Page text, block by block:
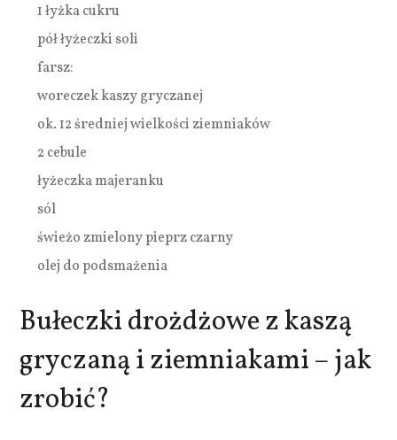
1 łyżka cukru
pół łyżeczki soli
farsz:
woreczek kaszy gryczanej
ok. 12 średniej wielkości ziemniaków
2 cebule
łyżeczka majeranku
sól
świeżo zmielony pieprz czarny
olej do podsmażenia
Bułeczki drożdżowe z kaszą
gryczaną i ziemniakami – jak
zrobić?